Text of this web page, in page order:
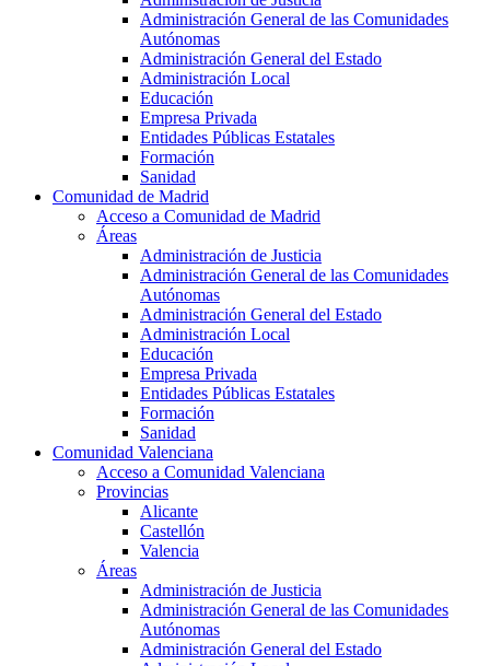
Administración General de las Comunidades
Autónomas
Administración General del Estado
Administración Local
Educación
Empresa Privada
Entidades Públicas Estatales
Formación
Sanidad
Comunidad de Madrid
Acceso a Comunidad de Madrid
Áreas
Administración de Justicia
Administración General de las Comunidades
Autónomas
Administración General del Estado
Administración Local
Educación
Empresa Privada
Entidades Públicas Estatales
Formación
Sanidad
Comunidad Valenciana
Acceso a Comunidad Valenciana
Provincias
Alicante
Castellón
Valencia
Áreas
Administración de Justicia
Administración General de las Comunidades
Autónomas
Administración General del Estado